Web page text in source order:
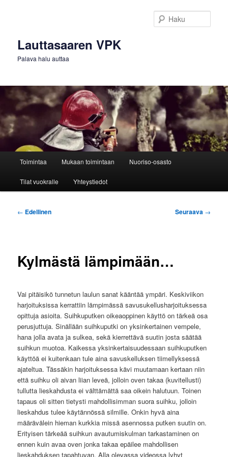
Lauttasaaren VPK
Palava halu auttaa
Toimintaa Mukaan toimintaan Nuoriso-osasto
Tilat vuokralle Yhteystiedot
Artikkelien
← Edellinen Seuraava →
Kylmästä lämpimään…
Vai pitäisikö tunnetun laulun sanat kääntää ympäri. Keskiviikon
harjoituksissa kerrattiin lämpimässä savusukellusharjoituksessa
opittuja asioita. Suihkuputken oikeaoppinen käyttö on tärkeä osa
perusjuttuja. Sinällään suihkuputki on yksinkertainen vempele,
hana jolla avata ja sulkea, sekä kierrettävä suutin josta säätää
suihkun muotoa. Kaikessa yksinkertaisuudessaan suihkuputken
käyttöä ei kuitenkaan tule aina savuskelluksen tiimellyksessä
ajateltua. Tässäkin harjoituksessa kävi muutamaan kertaan niin
että suihku oli aivan liian leveä, jolloin oven takaa (kuvitellusti)
tullutta lieskahdusta ei välttämättä saa oikein halutuun. Toinen
tapaus oli sitten tietysti mahdollisimman suora suihku, jolloin
lieskahdus tulee käytännössä silmille. Onkin hyvä aina
määrävälein hieman kurkkia missä asennossa putken suutin on.
Erityisen tärkeää suihkun avautumiskulman tarkastaminen on
ennen kuin avaa oven jonka takaa epäilee mahdollisen
lieskahduksen tapahtuvan. Alla olevassa videossa lyhyt